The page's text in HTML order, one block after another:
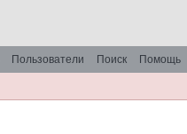
Помощь
Поиск
Пользователи